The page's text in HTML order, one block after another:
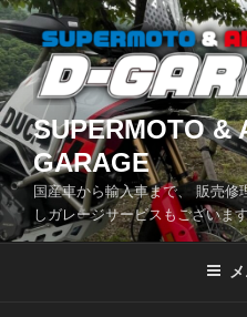
コ
ン
テ
ン
ツ
へ
ス
キ
ッ
SUPERMOTO &
GARAGE
国産車から輸入車まで、 販売
しガレージサービスもございま